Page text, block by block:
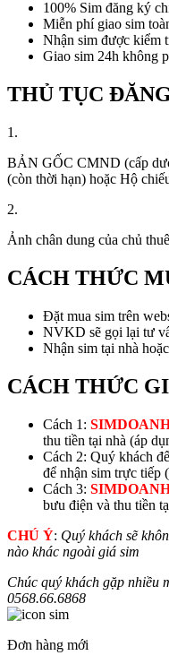
100% Sim đăng ký
Miễn phí giao sim
Nhận sim được kiểm
Giao sim 24h không
THỦ TỤC
1.
BẢN GỐC CMND (cấp
(còn thời hạn) hoặc Hộ
2.
Ảnh chân dung của chủ
CÁCH THỨC
Đặt mua sim trên
NVKD sẽ gọi lại tư
Nhận sim tại nhà
CÁCH THỨC
Cách 1:
thu tiền tại nhà (áp
Cách 2: Quý khách
để nhận sim trực tiếp
Cách 3:
bưu điện và thu tiền
CHÚ Ý: Quý khách sẽ
nào khác ngoài giá sim
Chúc quý khách gặp nhiều
0568.66.6868
Đơn hàng mới